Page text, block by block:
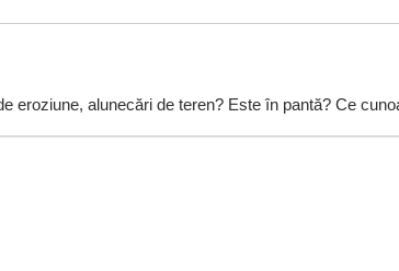
eroziune, alunecări de teren? Este în pantă? Ce